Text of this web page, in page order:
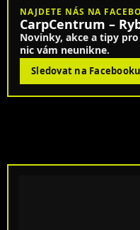
NAJDETE NÁS NA
CarpCentrum –
Novinky, akce a tipy
nic vám neunikne.
Sledovat na Facebooku